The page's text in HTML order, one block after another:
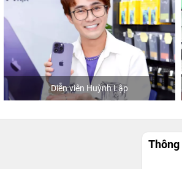
Diễn viên Huỳnh Lập